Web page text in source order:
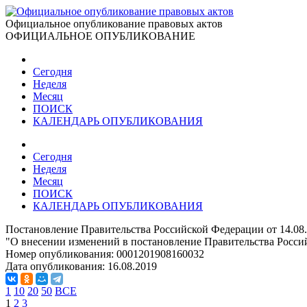
Официальное опубликование правовых актов
ОФИЦИАЛЬНОЕ ОПУБЛИКОВАНИЕ
Сегодня
Неделя
Месяц
ПОИСК
КАЛЕНДАРЬ ОПУБЛИКОВАНИЯ
Сегодня
Неделя
Месяц
ПОИСК
КАЛЕНДАРЬ ОПУБЛИКОВАНИЯ
Постановление Правительства Российской Федерации от
"О внесении изменений в постановление Правительства
Номер опубликования: 0001201908160032
Дата опубликования: 16.08.2019
1 10 20 50 ВСЕ
1 2 3